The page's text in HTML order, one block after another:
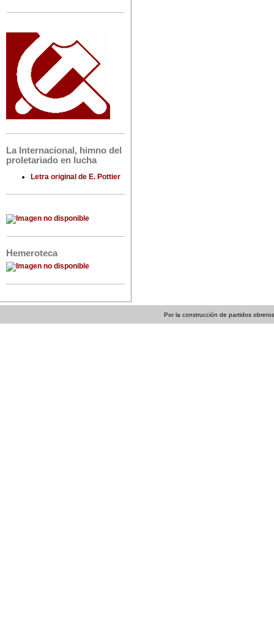
La Internacional, himno del
proletariado en lucha
Letra original de E. Pottier
Hemeroteca
Por la construcción de partidos